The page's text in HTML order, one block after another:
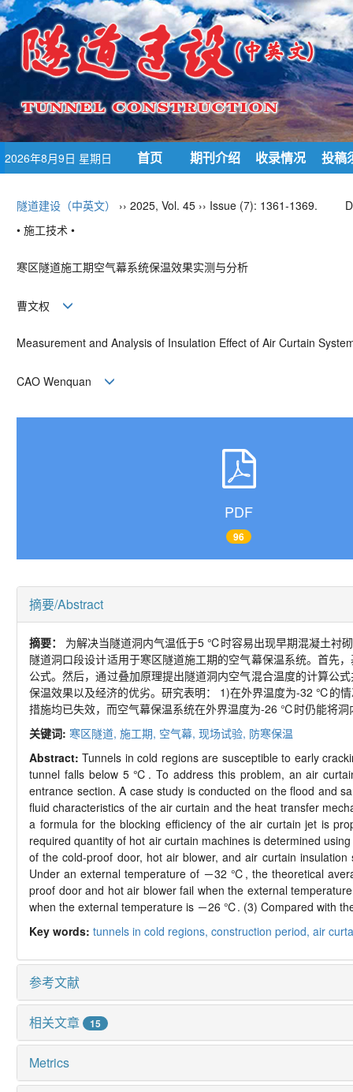
2026年8月9日 星期日 首页 期刊介绍 收录情况 投稿
隧道建设（中英文） ›› 2025, Vol. 45 ›› Issue (7): 1361-1369.
• 施工技术 •
寒区隧道施工期空气幕系统保温效果实测与分析
曹文权
Measurement and Analysis of Insulation Effect of Air Curtain
CAO Wenquan
PDF
96
摘要/Abstract
摘要： 为解决当隧道洞内气温低于5 ℃时容易出现早期混凝土衬
隧道洞口段设计适用于寒区隧道施工期的空气幕保温系统。首先
公式。然后，通过叠加原理提出隧道洞内空气混合温度的计算公
保温效果以及经济的优劣。研究表明： 1)在外界温度为-32 ℃的
措施均已失效，而空气幕保温系统在外界温度为-26 ℃时仍能将
关键词: 寒区隧道, 施工期, 空气幕, 现场试验, 防寒保温
Abstract:Tunnels in cold regions are susceptible to early
tunnel falls below 5 ℃. To address this problem, an air
entrance section. A case study is conducted on the flood and
fluid characteristics of the air curtain and the heat transfer
a formula for the blocking efficiency of the air curtain jet is
required quantity of hot air curtain machines is determined
of the cold-proof door, hot air blower, and air curtain
Under an external temperature of －32 ℃, the theoretical
proof door and hot air blower fail when the external
when the external temperature is －26 ℃. (3) Compared with
Key words: tunnels in cold regions, construction period, air
参考文献
相关文章 15
Metrics